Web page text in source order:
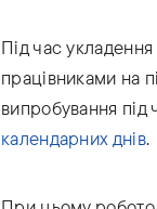
Під час
працівниками на
випробування
календарних днів.